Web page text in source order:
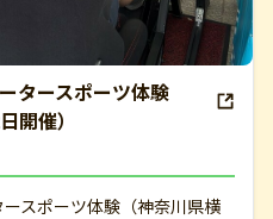
タースポーツ体験
開催）
スポーツ体験（神奈川県横